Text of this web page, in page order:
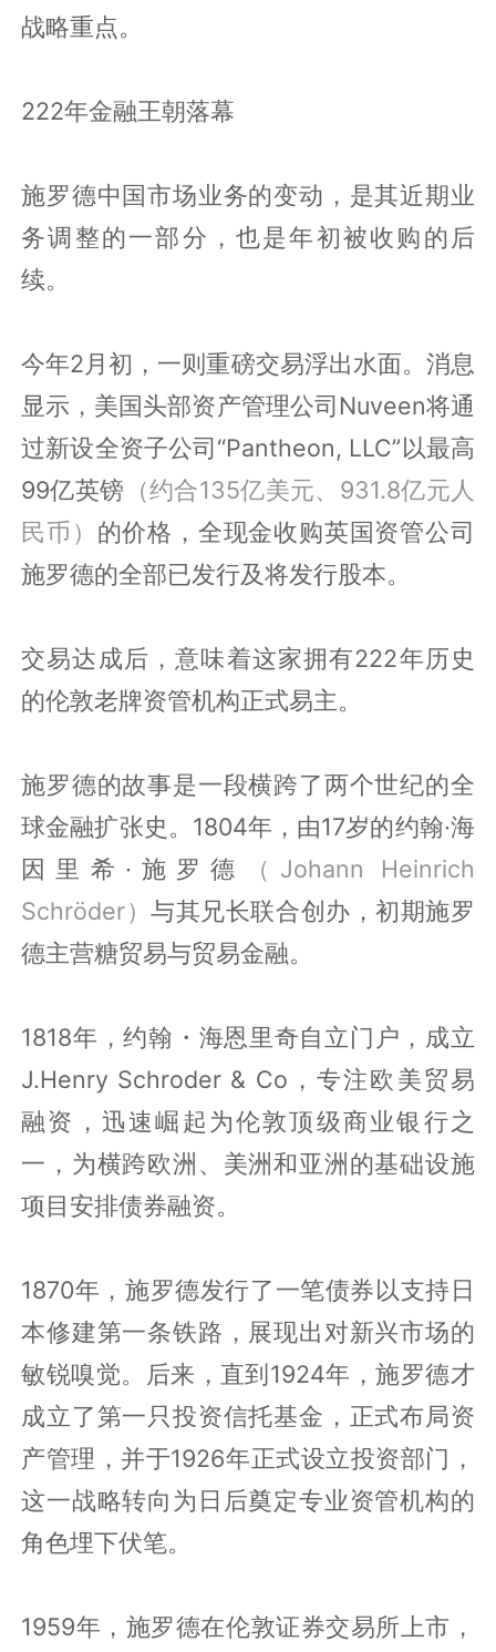
战略重点。
222年金融王朝落幕
施罗德中国市场业务的变动，是其近期业
务调整的一部分，也是年初被收购的后
续。
今年2月初，一则重磅交易浮出水面。消息
显示，美国头部资产管理公司Nuveen将通
过新设全资子公司“Pantheon, LLC”以最高
99亿英镑 （约合135亿美元、931.8亿元人
民币） 的价格，全现金收购英国资管公司
施罗德的全部已发行及将发行股本。
交易达成后，意味着这家拥有222年历史
的伦敦老牌资管机构正式易主。
施罗德的故事是一段横跨了两个世纪的全
球金融扩张史。1804年，由17岁的约翰·海
因里希·施罗德
（Johann Heinrich
Schröder）与其兄长联合创办，初期施罗
德主营糖贸易与贸易金融。
1818年，约翰・海恩里奇自立门户，成立
J.Henry Schroder & Co，专注欧美贸易
融资，迅速崛起为伦敦顶级商业银行之
一，为横跨欧洲、美洲和亚洲的基础设施
项目安排债券融资。
1870年，施罗德发行了一笔债券以支持日
本修建第一条铁路，展现出对新兴市场的
敏锐嗅觉。后来，直到1924年，施罗德才
成立了第一只投资信托基金，正式布局资
产管理，并于1926年正式设立投资部门，
这一战略转向为日后奠定专业资管机构的
角色埋下伏笔。
1959年，施罗德在伦敦证券交易所上市，